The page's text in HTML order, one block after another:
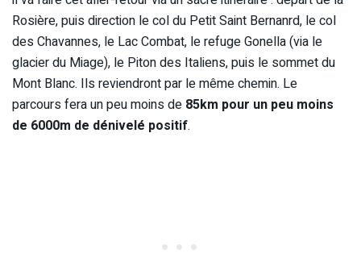
Rosière, puis direction le col du Petit Saint Bernanrd, le col
des Chavannes, le Lac Combat, le refuge Gonella (via le
glacier du Miage), le Piton des Italiens, puis le sommet du
Mont Blanc. Ils reviendront par le même chemin. Le
parcours fera un peu moins de 85km pour un peu moins
de 6000m de dénivelé positif.